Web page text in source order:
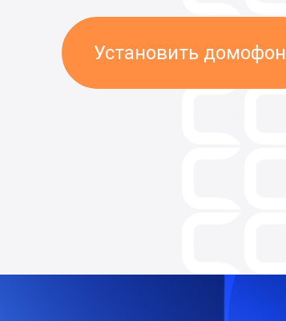
Установить домофон